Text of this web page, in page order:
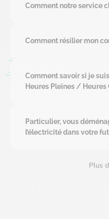
Comment notre service
Comment résilier mon
Comment savoir si je
Heures Pleines / Heures
Particulier, vous
l’électricité dans votre
Plus